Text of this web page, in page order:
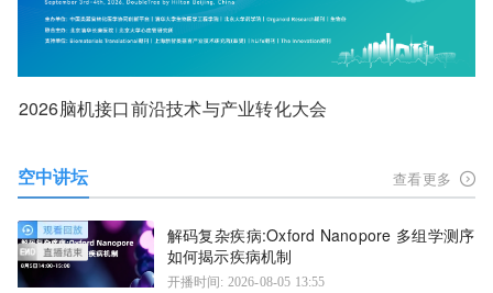
2026脑机接口前沿技术与产业转化大会
空中讲坛 查看更多
解码复杂疾病:Oxford Nanopore 多组学测序
如何揭示疾病机制
开播时间: 2026-08-05 13:55